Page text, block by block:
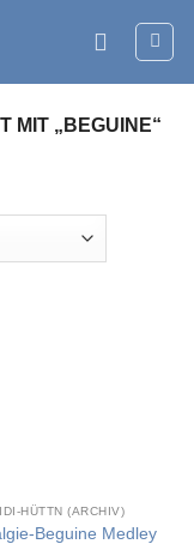
MIT „BEGUINE“
HÜTTN (ARCHIV)
Beguine Medley